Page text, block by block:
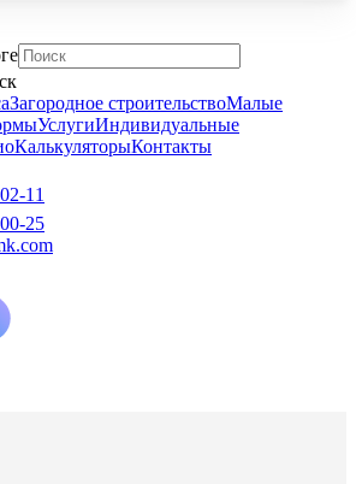
Загородное строительствоМалые
УслугиИндивидуальные
КалькуляторыКонтакты
11
25